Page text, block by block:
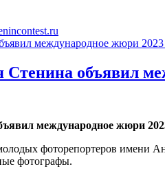
объявил
международное жюри
фоторепортеров имени
фотографы.